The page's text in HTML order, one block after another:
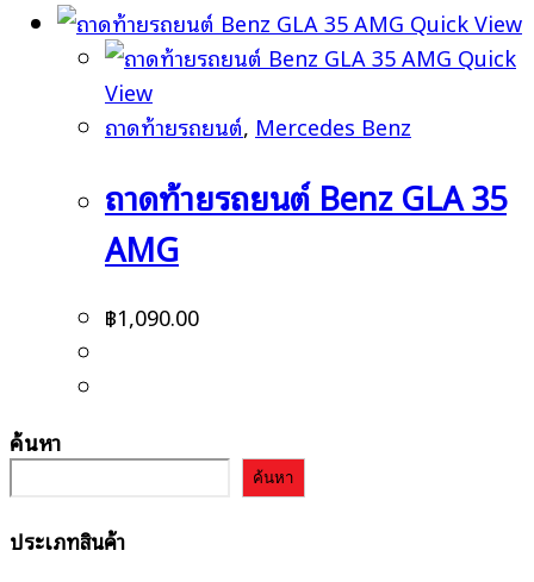
Quick View
Quick
View
ถาดท้ายรถยนต์, Mercedes Benz
ถาดท้ายรถยนต์ Benz GLA 35
AMG
฿1,090.00
ค้นหา
ค้นหา
ประเภทสินค้า